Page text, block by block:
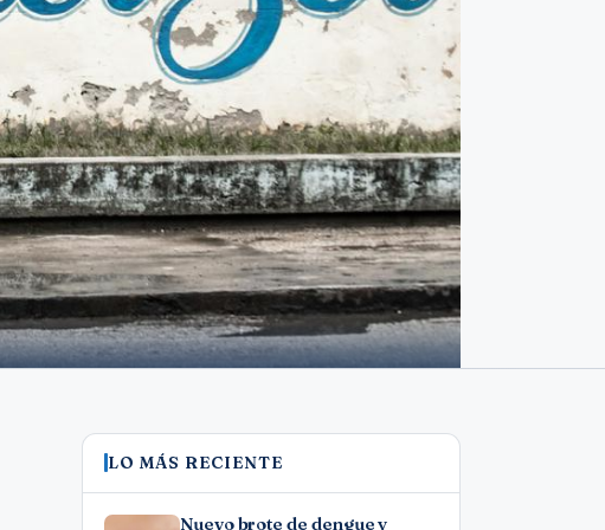
LO MÁS RECIENTE
Nuevo brote de dengue y